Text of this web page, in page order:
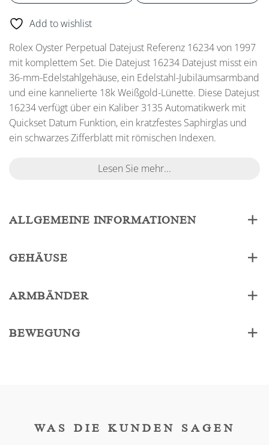
Add to wishlist
Rolex Oyster Perpetual Datejust Referenz 16234 von 1997
mit komplettem Set. Die Datejust 16234 Datejust misst ein
36-mm-Edelstahlgehäuse, ein Edelstahl-Jubiläumsarmband
und eine kannelierte 18k Weißgold-Lünette. Diese Datejust
16234 verfügt über ein Kaliber 3135 Automatikwerk mit
Quickset Datum Funktion, ein kratzfestes Saphirglas und
ein schwarzes Zifferblatt mit römischen Indexen.
Lesen Sie mehr...
ALLGEMEINE INFORMATIONEN
GEHÄUSE
ARMBÄNDER
BEWEGUNG
WAS DIE KUNDEN SAGEN